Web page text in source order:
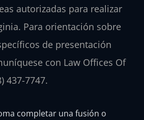
autorizadas para realizar
Para orientación sobre
de presentación
con Law Offices Of
437-7747.
completar una fusión o